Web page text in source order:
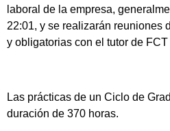
laboral de la empresa,
22:01, y se realizarán reuniones
y obligatorias con el tutor de
Las prácticas de un Ciclo de
duración de 370 horas.